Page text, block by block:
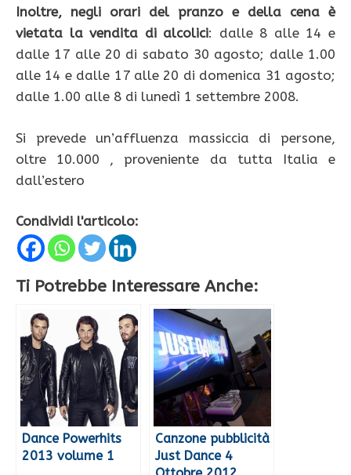
Inoltre, negli orari del pranzo e della cena è
vietata la vendita di alcolici: dalle 8 alle 14 e
dalle 17 alle 20 di sabato 30 agosto; dalle 1.00
alle 14 e dalle 17 alle 20 di domenica 31 agosto;
dalle 1.00 alle 8 di lunedì 1 settembre 2008.
Si prevede un’affluenza massiccia di persone,
oltre 10.000 , proveniente da tutta Italia e
dall’estero
Condividi l'articolo:
Ti Potrebbe Interessare Anche:
Dance Powerhits
2013 volume 1
Canzone pubblicità
Just Dance 4